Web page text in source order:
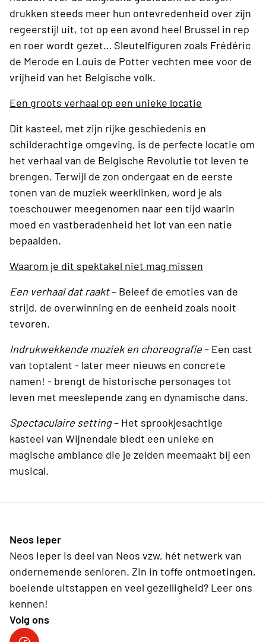
drukken steeds meer hun ontevredenheid over zijn
regeerstijl uit, tot op een avond heel Brussel in rep
en roer wordt gezet… Sleutelfiguren zoals Frédéric
de Merode en Louis de Potter vechten mee voor de
vrijheid van het Belgische volk.
Een groots verhaal op een unieke locatie
Dit kasteel, met zijn rijke geschiedenis en
schilderachtige omgeving, is de perfecte locatie om
het verhaal van de Belgische Revolutie tot leven te
brengen. Terwijl de zon ondergaat en de eerste
tonen van de muziek weerklinken, word je als
toeschouwer meegenomen naar een tijd waarin
moed en vastberadenheid het lot van een natie
bepaalden.
Waarom je dit spektakel niet mag missen
Een verhaal dat raakt– Beleef de emoties van de
strijd, de overwinning en de eenheid zoals nooit
tevoren.
Indrukwekkende muziek en choreografie– Een cast
van toptalent - later meer nieuws en concrete
namen! - brengt de historische personages tot
leven met meeslepende zang en dynamische dans.
Spectaculaire setting– Het sprookjesachtige
kasteel van Wijnendale biedt een unieke en
magische ambiance die je zelden meemaakt bij een
musical.
Neos Ieper
Neos Ieper is deel van Neos vzw, hét netwerk van
ondernemende senioren. Zin in toffe ontmoetingen,
boeiende uitstappen en veel gezelligheid? Leer ons
kennen!
Volg ons